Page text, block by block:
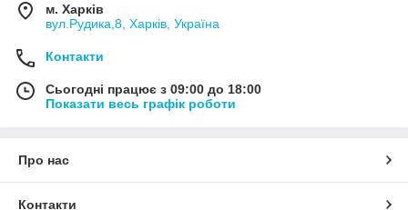
м. Харків
вул.Рудика,8, Харків, Україна
Контакти
Сьогодні працює з 09:00 до 18:00
Показати весь графік роботи
Про нас
Контакти